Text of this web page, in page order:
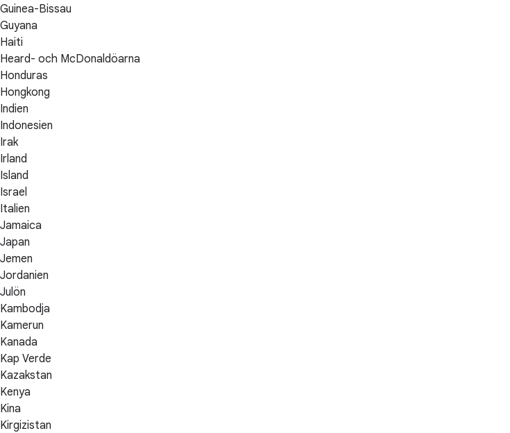
Guinea-Bissau
Guyana
Haiti
Heard- och McDonaldöarna
Honduras
Hongkong
Indien
Indonesien
Irak
Irland
Island
Israel
Italien
Jamaica
Japan
Jemen
Jordanien
Julön
Kambodja
Kamerun
Kanada
Kap Verde
Kazakstan
Kenya
Kina
Kirgizistan